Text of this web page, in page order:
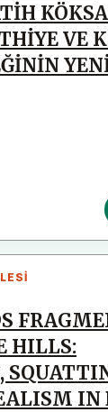
VE
HILLS:
IN